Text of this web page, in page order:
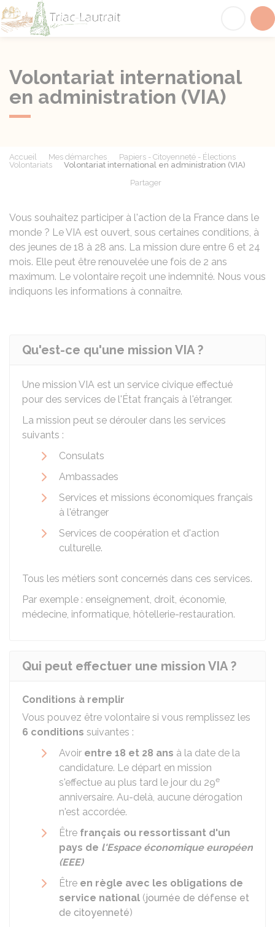
Volontariat international
en administration (VIA)
Accueil Mes démarches
Papiers - Citoyenneté - Élections
Volontariats
Volontariat international en administration (VIA)
Partager
Vous souhaitez participer à l'action de la France dans le
monde ? Le VIA est ouvert, sous certaines conditions, à
des jeunes de 18 à 28 ans. La mission dure entre 6 et 24
mois. Elle peut être renouvelée une fois de 2 ans
maximum. Le volontaire reçoit une indemnité. Nous vous
indiquons les informations à connaître.
Qu'est-ce qu'une mission VIA ?
Une mission VIA est un service civique effectué
pour des services de l'État français à l'étranger.
La mission peut se dérouler dans les services
suivants :
Consulats
Ambassades
Services et missions économiques français
à l'étranger
Services de coopération et d'action
culturelle.
Tous les métiers sont concernés dans ces services.
Par exemple : enseignement, droit, économie,
médecine, informatique, hôtellerie-restauration.
Qui peut effectuer une mission VIA ?
Conditions à remplir
Vous pouvez être volontaire si vous remplissez les
6 conditions suivantes :
Avoir entre 18 et 28 ans à la date de la
candidature. Le départ en mission
s'effectue au plus tard le jour du 29e
anniversaire. Au-delà, aucune dérogation
n'est accordée.
Être français ou ressortissant d'un
pays de l'Espace économique européen
(EEE)
Être en règle avec les obligations de
service national (journée de défense et
de citoyenneté)